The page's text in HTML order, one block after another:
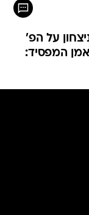
על הפ'
המפסיד: